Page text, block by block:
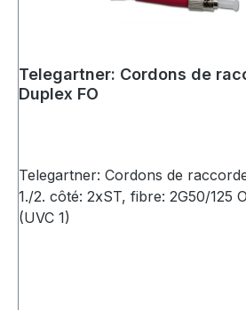
Telegartner: Cordons de
Duplex FO
Telegartner: Cordons de
1./2. côté: 2xST, fibre: 2G50/125
(UVC 1)